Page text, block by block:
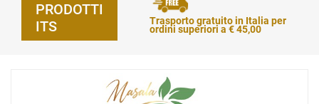
PRODOTTI
ITS
Trasporto gratuito in Italia per
ordini superiori a € 45,00